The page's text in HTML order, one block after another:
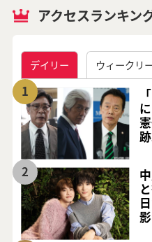
アクセスランキン
デイリー ウィークリ
1
2